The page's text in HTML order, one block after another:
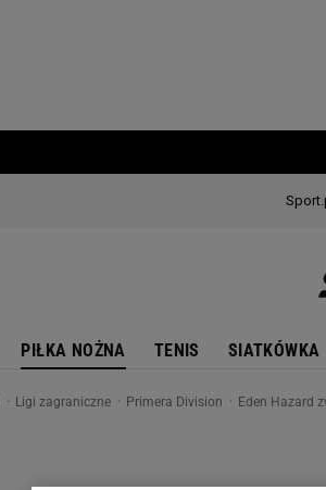
PIŁKA NOŻNA TENIS SIATKÓWKA
Ligi zagraniczne Primera Division Eden Hazard